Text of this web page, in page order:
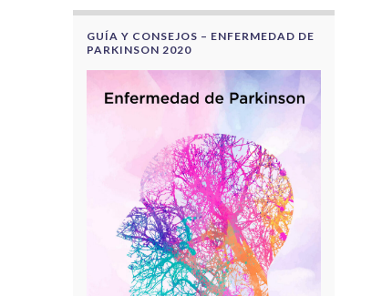
GUÍA Y CONSEJOS – ENFERMEDAD DE
PARKINSON 2020